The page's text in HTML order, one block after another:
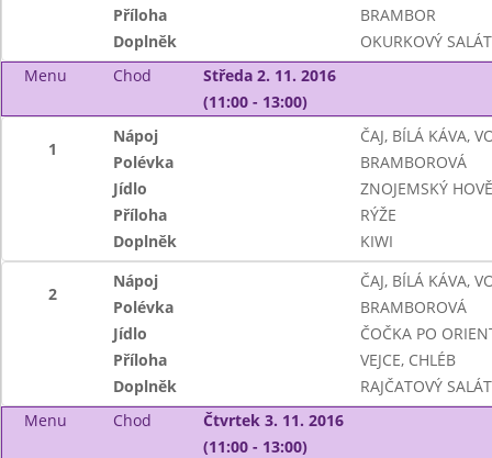
Příloha
BRAMBOR
Doplněk
OKURKOVÝ SALÁT
Menu
Chod
Středa 2. 11. 2016
(11:00 - 13:00)
1
Nápoj
ČAJ, BÍLÁ KÁVA,
Polévka
BRAMBOROVÁ
Jídlo
ZNOJEMSKÝ
Příloha
RÝŽE
Doplněk
KIWI
2
Nápoj
ČAJ, BÍLÁ KÁVA,
Polévka
BRAMBOROVÁ
Jídlo
ČOČKA PO
Příloha
VEJCE, CHLÉB
Doplněk
RAJČATOVÝ SALÁT
Menu
Chod
Čtvrtek 3. 11. 2016
(11:00 - 13:00)